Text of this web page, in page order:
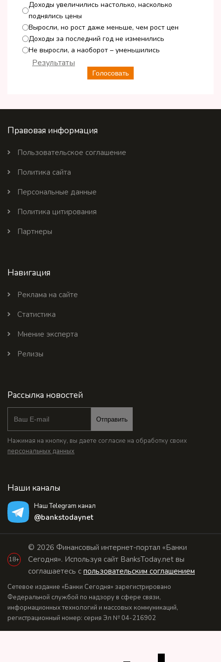
Доходы увеличились настолько, насколько
поднялись цены
Выросли, но рост даже меньше, чем рост цен
Доходы за последний год не изменились
Не выросли, а наоборот – уменьшились
Голосовать
Результаты
Правовая информация
Пользовательское соглашение
Политика сайта
Персональные данные
Политика цитирования
Партнеры
Навигация
Реклама на сайте
Статистика
Мнение эксперта
Релизы
Рассылка новостей
Отправить
Нажимая на кнопку, вы даете согласие на обработку своих
персональных данных
Наши каналы
Наш Telegram канал
@bankstodaynet
18+
© 2026 Финансовый интернет-портал «Банки
Сегодня». Используя сайт BanksToday.net вы
соглашаетесь с пользовательским соглашением
Сетевое издание «Банки Сегодня» зарегистрировано
Федеральной службой по надзору в сфере связи,
информационных технологий и массовых коммуникаций,
регистрационный номер: серия Эл № 04-216902